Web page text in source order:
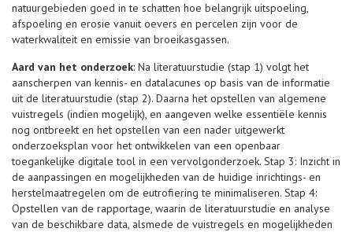
natuurgebieden goed in te schatten hoe belangrijk uitspoeling,
afspoeling en erosie vanuit oevers en percelen zijn voor de
waterkwaliteit en emissie van broeikasgassen.
Aard van het onderzoek: Na literatuurstudie (stap 1) volgt het
aanscherpen van kennis- en datalacunes op basis van de informatie
uit de literatuurstudie (stap 2). Daarna het opstellen van algemene
vuistregels (indien mogelijk), en aangeven welke essentiële kennis
nog ontbreekt en het opstellen van een nader uitgewerkt
onderzoeksplan voor het ontwikkelen van een openbaar
toegankelijke digitale tool in een vervolgonderzoek. Stap 3: Inzicht in
de aanpassingen en mogelijkheden van de huidige inrichtings- en
herstelmaatregelen om de eutrofiering te minimaliseren. Stap 4:
Opstellen van de rapportage, waarin de literatuurstudie en analyse
van de beschikbare data, alsmede de vuistregels en mogelijkheden